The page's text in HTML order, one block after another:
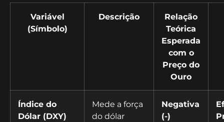
Variável
(Símbolo)
Descrição
Relação
Teórica
Esperada
com o
Preço do
Ouro
Índice do
Dólar (DXY)
Mede a força
do dólar
Negativa
(-)